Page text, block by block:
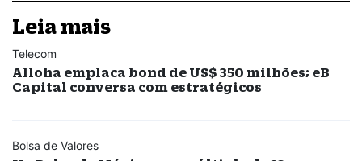
Leia mais
Telecom
Alloha emplaca bond de US$ 350 milhões; eB
Capital conversa com estratégicos
Bolsa de Valores